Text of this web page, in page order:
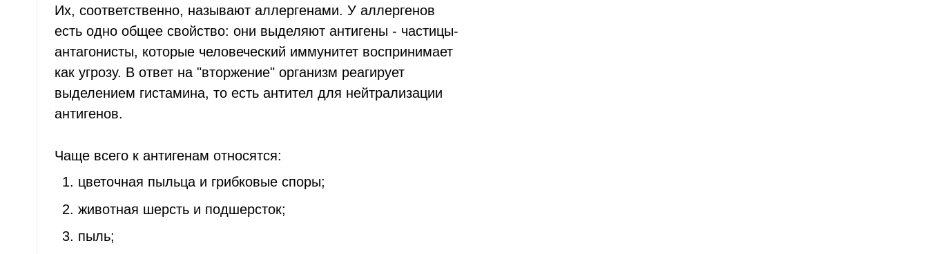
Их, соответственно, называют аллергенами. У аллергенов
есть одно общее свойство: они выделяют антигены - частицы-
антагонисты, которые человеческий иммунитет воспринимает
как угрозу. В ответ на "вторжение" организм реагирует
выделением гистамина, то есть антител для нейтрализации
антигенов.
Чаще всего к антигенам относятся:
цветочная пыльца и грибковые споры;
животная шерсть и подшерсток;
пыль;